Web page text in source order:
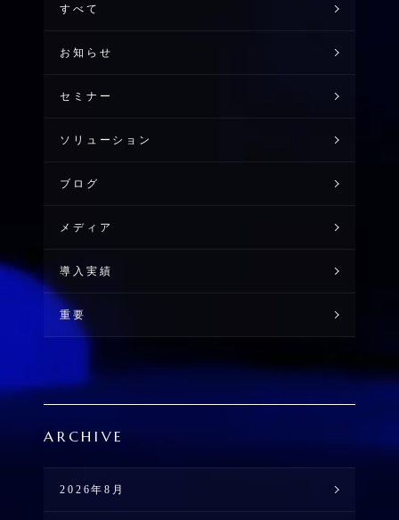
すべて
お知らせ
セミナー
ソリューション
ブログ
メディア
導入実績
重要
ARCHIVE
2026年8月